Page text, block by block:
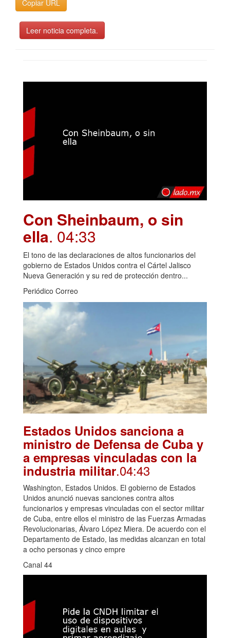
Copiar URL
Leer noticia completa.
Con Sheinbaum, o sin
ella. 04:33
El tono de las declaraciones de altos funcionarios del
gobierno de Estados Unidos contra el Cártel Jalisco
Nueva Generación y su red de protección dentro...
Periódico Correo
Estados Unidos sanciona a
ministro de Defensa de Cuba y
a empresas vinculadas con la
industria militar.04:43
Washington, Estados Unidos. El gobierno de Estados
Unidos anunció nuevas sanciones contra altos
funcionarios y empresas vinculadas con el sector militar
de Cuba, entre ellos el ministro de las Fuerzas Armadas
Revolucionarias, Álvaro López Miera. De acuerdo con el
Departamento de Estado, las medidas alcanzan en total
a ocho personas y cinco empre
Canal 44